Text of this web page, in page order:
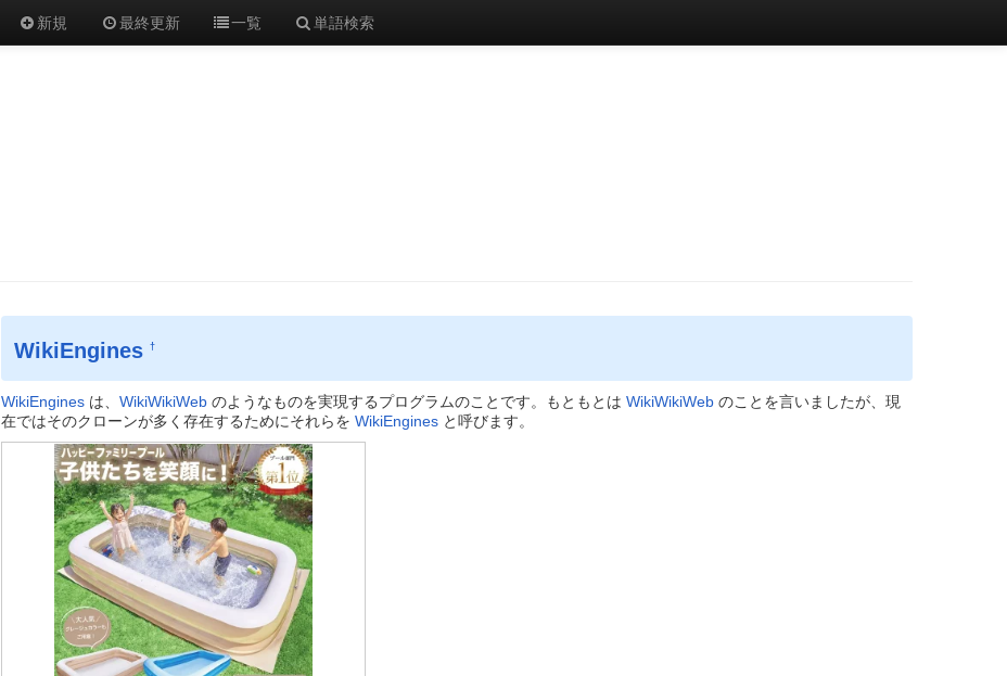
新規 最終更新 一覧 単語検索
WikiEngines †
WikiEngines は、 WikiWikiWeb のようなものを実現するプログラムのことです。もともとは WikiWikiWeb のことを言いましたが、現
在ではそのクローンが多く存在するためにそれらを WikiEngines と呼びます。